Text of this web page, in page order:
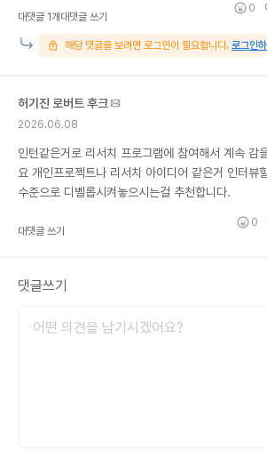
대댓글 1개대댓글 쓰기
0
해당 댓글을 보려면 로그인이 필요합니다. 로그인
허기진 로버트 후크
2026.06.08
인턴같은거로 리서치 프로그램에 참여해서 계속 감
요 개인프로젝트나 리서치 아이디어 같은거 인터뷰
수준으로 디벨롭시켜놓으시는걸 추천합니다.
대댓글 쓰기
0
댓글쓰기